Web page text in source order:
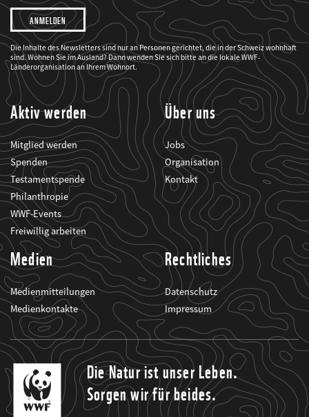
Ich
möchte,
dass
der
WWF
mich
über
seine
Projekte
informiert.
Die Inhalte des Newsletters sind nur an Personen gerichtet, die in der Schweiz wohnhaft
sind. Wohnen Sie im Ausland? Dann wenden Sie sich bitte an die lokale WWF-
Länderorganisation an Ihrem Wohnort.
Aktiv werden
Mitglied werden
Spenden
Testamentspende
Philanthropie
WWF-Events
Freiwillig arbeiten
Über uns
Jobs
Organisation
Kontakt
Medien
Medienmitteilungen
Medienkontakte
Rechtliches
Datenschutz
Impressum
Die Natur ist unser Leben.
Sorgen wir für beides.